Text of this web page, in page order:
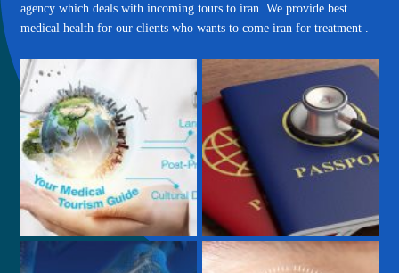
agency which deals with incoming tours to iran. We provide best
medical health for our clients who wants to come iran for treatment .